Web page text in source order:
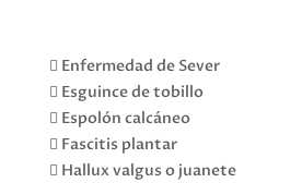
 Enfermedad de Sever
 Esguince de tobillo
 Espolón calcáneo
 Fascitis plantar
 Hallux valgus o juanete